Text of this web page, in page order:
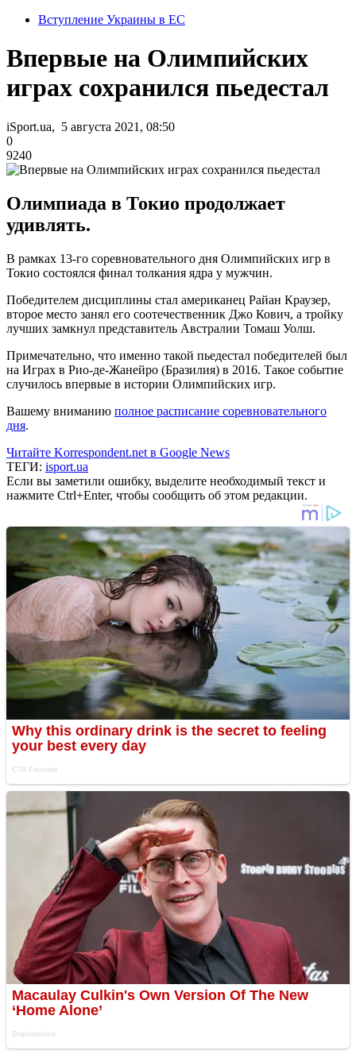
Вступление Украины в ЕС
Впервые на Олимпийских
играх сохранился пьедестал
iSport.ua, 5 августа 2021, 08:50
0
9240
Олимпиада в Токио продолжает
удивлять.
В рамках 13-го соревновательного дня Олимпийских игр в
Токио состоялся финал толкания ядра у мужчин.
Победителем дисциплины стал американец Райан Краузер,
второе место занял его соотечественник Джо Кович, а тройку
лучших замкнул представитель Австралии Томаш Уолш.
Примечательно, что именно такой пьедестал победителей был
на Играх в Рио-де-Жанейро (Бразилия) в 2016. Такое событие
случилось впервые в истории Олимпийских игр.
Вашему вниманию полное расписание соревновательного
дня.
Читайте Korrespondent.net в Google News
ТЕГИ: isport.ua
Если вы заметили ошибку, выделите необходимый текст и
нажмите Ctrl+Enter, чтобы сообщить об этом редакции.